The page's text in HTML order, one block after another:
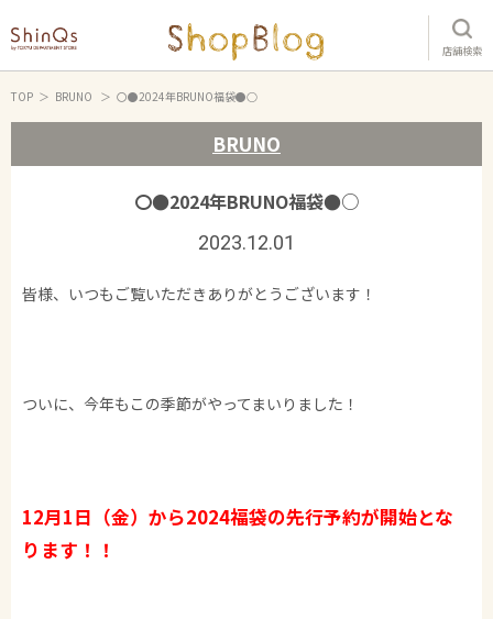
店舗検索
TOP BRUNO 〇●2024年BRUNO福袋●○
BRUNO
〇●2024年BRUNO福袋●○
2023.12.01
皆様、いつもご覧いただきありがとうございます！
ついに、今年もこの季節がやってまいりました！
12月1日（金）から2024福袋の先行予約が開始とな
ります！！